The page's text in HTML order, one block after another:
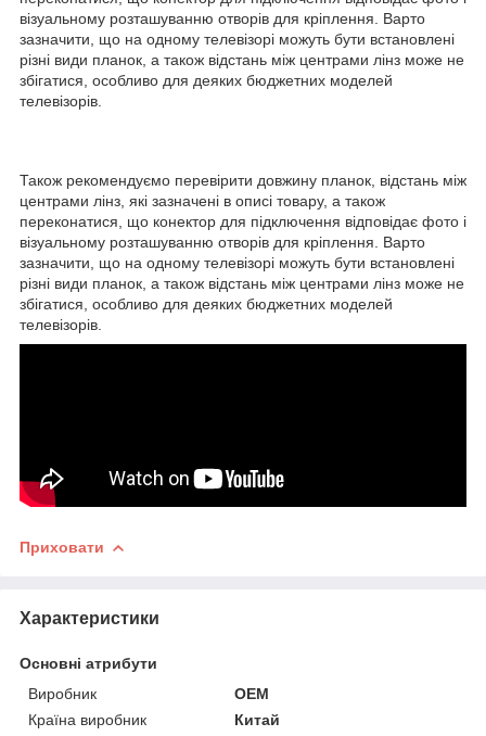
візуальному розташуванню отворів для кріплення. Варто
зазначити, що на одному телевізорі можуть бути встановлені
різні види планок, а також відстань між центрами лінз може не
збігатися, особливо для деяких бюджетних моделей
телевізорів.
Також рекомендуємо перевірити довжину планок, відстань між
центрами лінз, які зазначені в описі товару, а також
переконатися, що конектор для підключення відповідає фото і
візуальному розташуванню отворів для кріплення. Варто
зазначити, що на одному телевізорі можуть бути встановлені
різні види планок, а також відстань між центрами лінз може не
збігатися, особливо для деяких бюджетних моделей
телевізорів.
Приховати
Характеристики
Основні атрибути
Виробник
OEM
Країна виробник
Китай